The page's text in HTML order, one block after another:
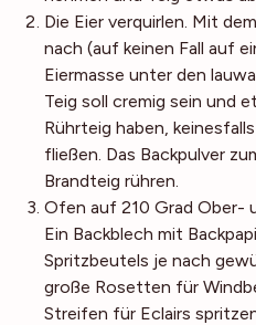
Die Eier verquirlen. Mit
nach (auf keinen Fall auf
Eiermasse unter den
Teig soll cremig sein und
Rührteig haben,
fließen. Das Backpulver
Brandteig rühren.
Ofen auf 210 Grad Ober-
Ein Backblech mit
Spritzbeutels je nach
große Rosetten für
Streifen für Eclairs